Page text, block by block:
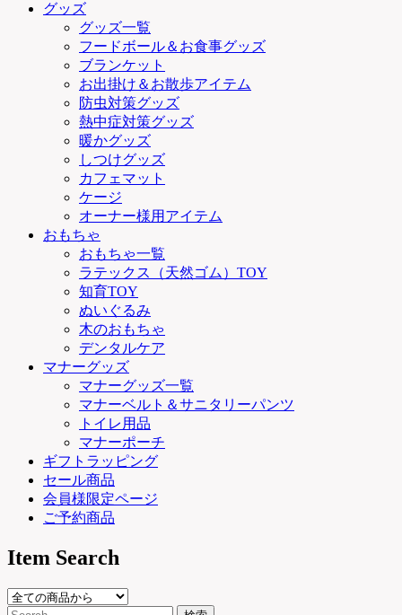
グッズ
グッズ一覧
フードボール＆お食事グッズ
ブランケット
お出掛け＆お散歩アイテム
防虫対策グッズ
熱中症対策グッズ
暖かグッズ
しつけグッズ
カフェマット
ケージ
オーナー様用アイテム
おもちゃ
おもちゃ一覧
ラテックス（天然ゴム）TOY
知育TOY
ぬいぐるみ
木のおもちゃ
デンタルケア
マナーグッズ
マナーグッズ一覧
マナーベルト＆サニタリーパンツ
トイレ用品
マナーポーチ
ギフトラッピング
セール商品
会員様限定ページ
ご予約商品
Item Search